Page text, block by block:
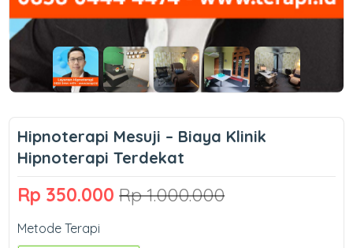
Hipnoterapi Mesuji – Biaya Klinik
Hipnoterapi Terdekat
Rp 350.000 Rp 1.000.000
Metode Terapi